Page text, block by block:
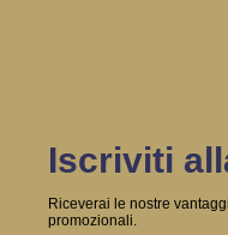
Iscriviti
Riceverai le nostre
promozionali.